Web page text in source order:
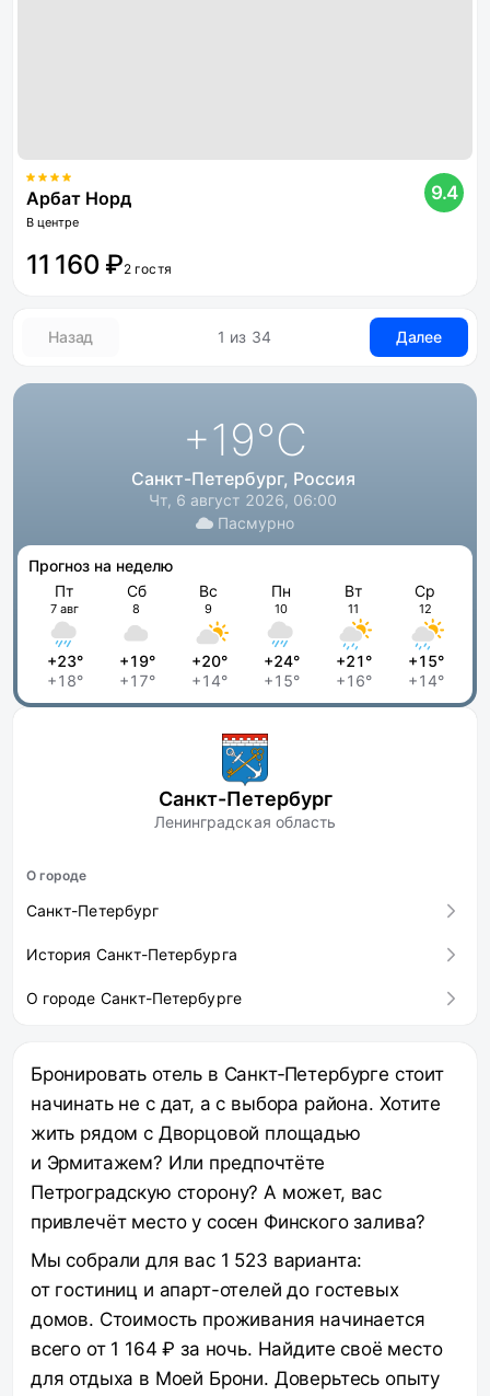
Арбат Норд
В центре
9.4
11 160 ₽2 гостя
Назад 1 из 34 Далее
+19°C
Санкт-Петербург, Россия
Чт, 6 август 2026, 06:00
Пасмурно
Прогноз на неделю
Пт
7 авг
+23°
+18°
Сб
8
+19°
+17°
Вс
9
+20°
+14°
Пн
10
+24°
+15°
Вт
11
+21°
+16°
Ср
12
+15°
+14°
Санкт-Петербург
Ленинградская область
О городе
Санкт-Петербург
История Санкт-Петербурга
О городе Санкт-Петербурге
Бронировать отель в Санкт‑Петербурге стоит
начинать не с дат, а с выбора района. Хотите
жить рядом с Дворцовой площадью
и Эрмитажем? Или предпочтёте
Петроградскую сторону? А может, вас
привлечёт место у сосен Финского залива?
Мы собрали для вас 1 523 варианта:
от гостиниц и апарт-отелей до гостевых
домов. Стоимость проживания начинается
всего от 1 164 ₽ за ночь. Найдите своё место
для отдыха в Моей Брони. Доверьтесь опыту